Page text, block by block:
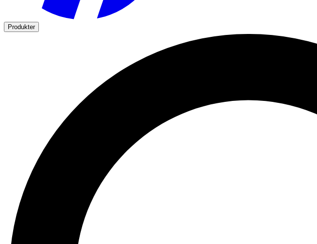
Produkter